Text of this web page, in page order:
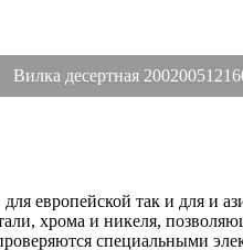
Вилка десертная
европейской так и для и
хрома и никеля,
специальными